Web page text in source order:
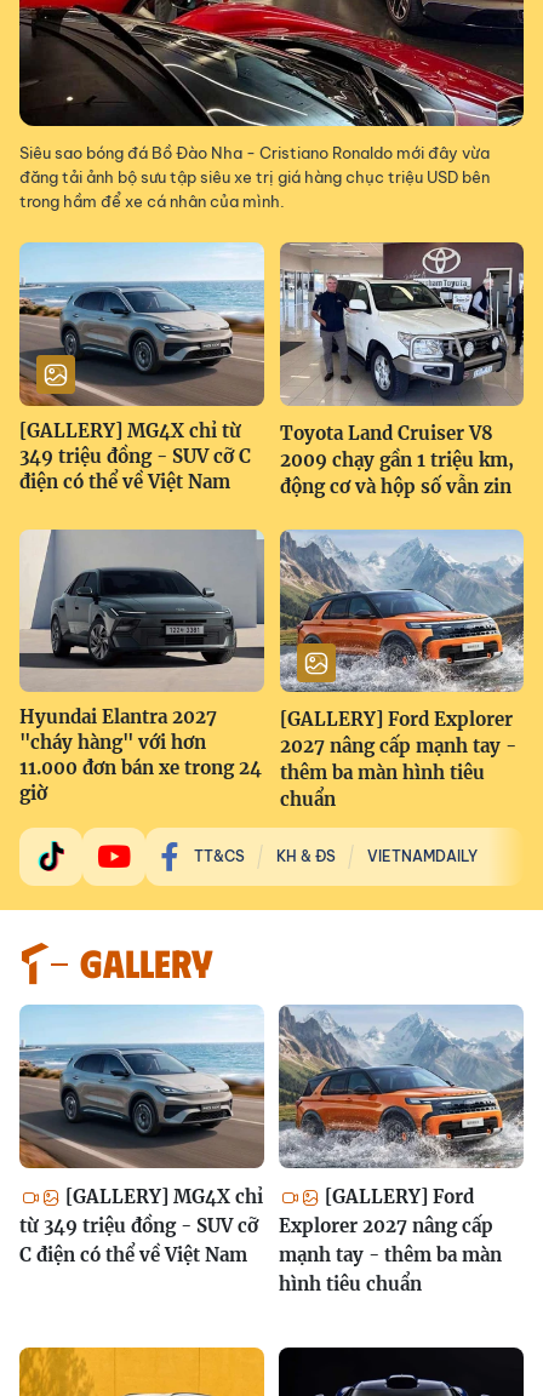
Siêu sao bóng đá Bồ Đào Nha - Cristiano Ronaldo mới đây vừa
đăng tải ảnh bộ sưu tập siêu xe trị giá hàng chục triệu USD bên
trong hầm để xe cá nhân của mình.
[GALLERY] MG4X chỉ từ
349 triệu đồng - SUV cỡ C
điện có thể về Việt Nam
Toyota Land Cruiser V8
2009 chạy gần 1 triệu km,
động cơ và hộp số vẫn zin
Hyundai Elantra 2027
"cháy hàng" với hơn
11.000 đơn bán xe trong 24
giờ
[GALLERY] Ford Explorer
2027 nâng cấp mạnh tay -
thêm ba màn hình tiêu
chuẩn
TT&CS KH & ĐS VIETNAMDAILY
GALLERY
[GALLERY] MG4X chỉ
từ 349 triệu đồng - SUV cỡ
C điện có thể về Việt Nam
[GALLERY] Ford
Explorer 2027 nâng cấp
mạnh tay - thêm ba màn
hình tiêu chuẩn